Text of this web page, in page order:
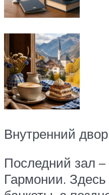
Внутренний
Последний зал
Гармонии.